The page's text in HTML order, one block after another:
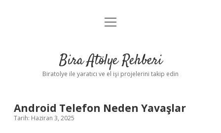
Anasayfa
Yasal Uyarı
menüyü
Bira Atölye Rehberi
Biratolye ile yaratıcı ve el işi projelerini takip edin
Android Telefon Neden Yavaşlar
Tarih: Haziran 3, 2025